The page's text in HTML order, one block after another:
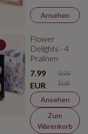
Ansehen
Flower
Delights - 4
Pralinen
7.99
EUR
9.99
EUR
Ansehen
Zum
Warenkorb